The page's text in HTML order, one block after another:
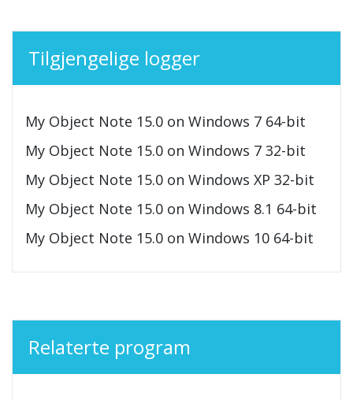
Tilgjengelige logger
My Object Note 15.0 on Windows 7 64-bit
My Object Note 15.0 on Windows 7 32-bit
My Object Note 15.0 on Windows XP 32-bit
My Object Note 15.0 on Windows 8.1 64-bit
My Object Note 15.0 on Windows 10 64-bit
Relaterte program